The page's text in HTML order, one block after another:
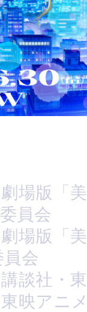
場版「
員会
場版「
会
談社・
映アニ